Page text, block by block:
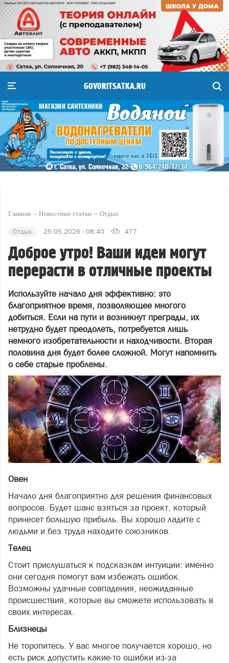
GOVORITSATKA.RU
Главная Новостные статьи Отдых
Отдых 25.05.2026 - 08:40 477
Доброе утро! Ваши идеи могут
перерасти в отличные проекты
Используйте начало дня эффективно: это
благоприятное время, позволяющее многого
добиться. Если на пути и возникнут преграды, их
нетрудно будет преодолеть, потребуется лишь
немного изобретательности и находчивости. Вторая
половина дня будет более сложной. Могут напомнить
о себе старые проблемы.
Овен
Начало дня благоприятно для решения финансовых
вопросов. Будет шанс взяться за проект, который
принесет большую прибыль. Вы хорошо ладите с
людьми и без труда находите союзников.
Телец
Стоит прислушаться к подсказкам интуиции: именно
они сегодня помогут вам избежать ошибок.
Возможны удачные совпадения, неожиданные
происшествия, которые вы сможете использовать в
своих интересах.
Близнецы
Не торопитесь. У вас многое получается хорошо, но
есть риск допустить какие-то ошибки из-за